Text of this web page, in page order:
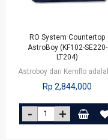
RO System Countertop
AstroBoy (KF102-SE220-
LT204)
Rp 2,844,000